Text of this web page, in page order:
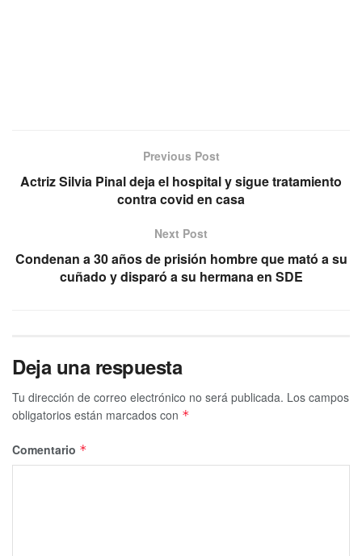
Previous Post
Actriz Silvia Pinal deja el hospital y sigue tratamiento
contra covid en casa
Next Post
Condenan a 30 años de prisión hombre que mató a su
cuñado y disparó a su hermana en SDE
Deja una respuesta
Tu dirección de correo electrónico no será publicada. Los campos
obligatorios están marcados con *
Comentario *